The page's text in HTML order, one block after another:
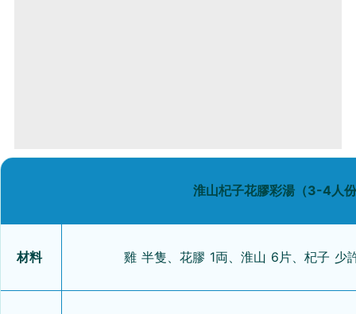
淮山杞子花膠彩湯（3-4人
材料 雞 半隻、花膠 1両、淮山 6片、杞子 少